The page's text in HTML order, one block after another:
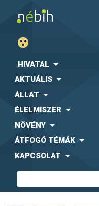
HIVATAL
AKTUÁLIS
ÁLLAT
ÉLELMISZER
NÖVÉNY
ÁTFOGÓ TÉMÁK
KAPCSOLAT